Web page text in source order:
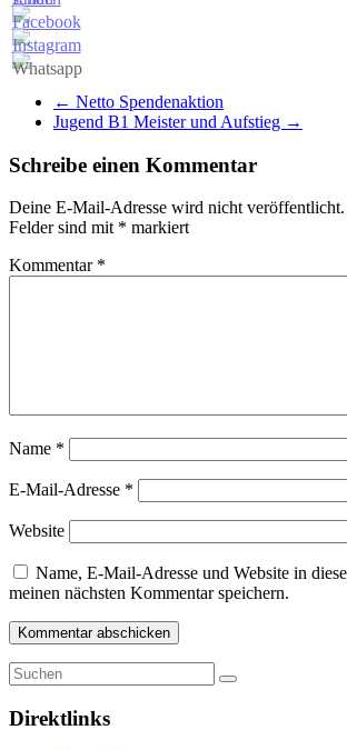
← Netto Spendenaktion
Jugend B1 Meister und Aufstieg →
Schreibe einen Kommentar
Deine E-Mail-Adresse wird nicht veröffentlicht.
Felder sind mit * markiert
Kommentar *
Name *
E-Mail-Adresse *
Website
Name, E-Mail-Adresse und Website in
meinen nächsten Kommentar speichern.
Direktlinks